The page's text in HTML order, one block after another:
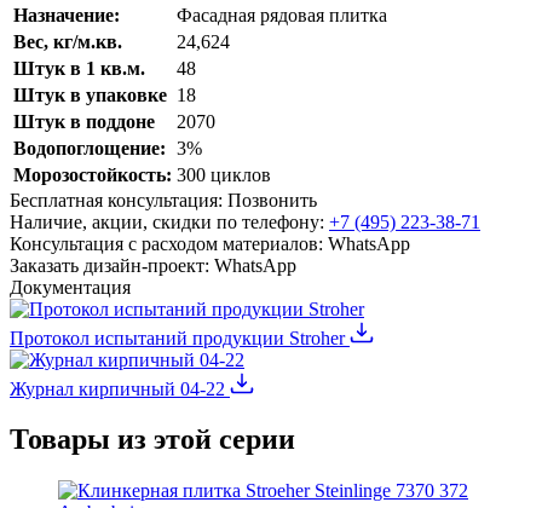
Назначение:
Фасадная рядовая плитка
Вес, кг/м.кв.
24,624
Штук в 1 кв.м.
48
Штук в упаковке 18
Штук в поддоне
2070
Водопоглощение: 3%
Морозостойкость: 300 циклов
Бесплатная консультация: Позвонить
Наличие, акции, скидки по телефону: +7 (495) 223-38-71
Консультация с расходом материалов: WhatsApp
Заказать дизайн-проект: WhatsApp
Документация
Протокол испытаний продукции Stroher
Журнал кирпичный 04-22
Товары из этой серии